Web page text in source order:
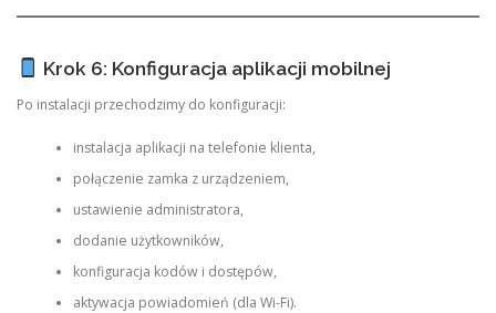
Krok 6: Konfiguracja aplikacji mobilnej
Po instalacji przechodzimy do konfiguracji:
instalacja aplikacji na telefonie klienta,
połączenie zamka z urządzeniem,
ustawienie administratora,
dodanie użytkowników,
konfiguracja kodów i dostępów,
aktywacja powiadomień (dla Wi-Fi).